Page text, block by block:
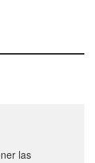
las